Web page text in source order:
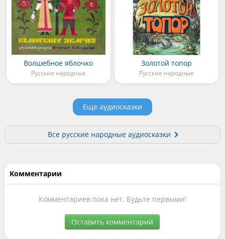
Волшебное яблочко
Русские народные
Золотой топор
Русские народные
Еще аудиосказки
Все русские народные аудиосказки
Комментарии
Комментариев пока нет. Будьте первыми!
Оставить комментарий